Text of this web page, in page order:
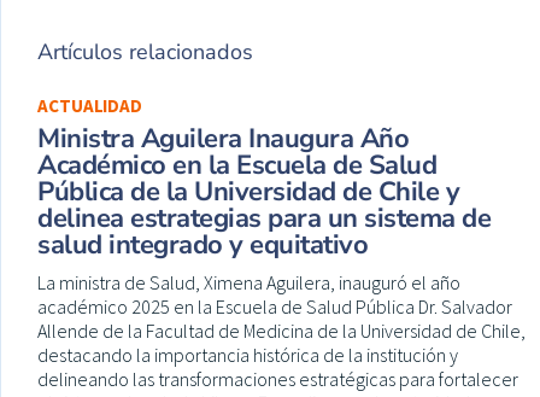
Artículos relacionados
ACTUALIDAD
Ministra Aguilera Inaugura Año
Académico en la Escuela de Salud
Pública de la Universidad de Chile y
delinea estrategias para un sistema de
salud integrado y equitativo
La ministra de Salud, Ximena Aguilera, inauguró el año
académico 2025 en la Escuela de Salud Pública Dr. Salvador
Allende de la Facultad de Medicina de la Universidad de Chile,
destacando la importancia histórica de la institución y
delineando las transformaciones estratégicas para fortalecer